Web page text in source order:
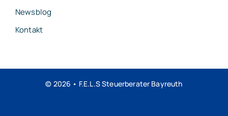
Newsblog
Kontakt
© 2026 • F.E.L.S Steuerberater Bayreuth